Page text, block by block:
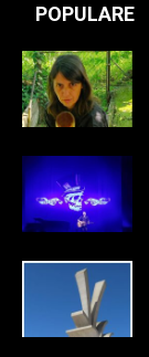
POPULARE